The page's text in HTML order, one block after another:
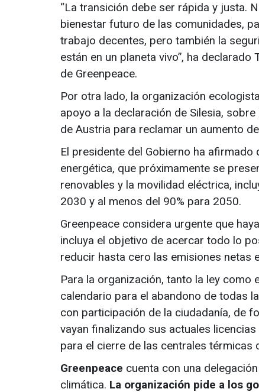
“La transición debe ser rápida y justa.
bienestar futuro de las comunidades,
trabajo decentes, pero también la
están en un planeta vivo”, ha
de Greenpeace.
Por otra lado, la organización
apoyo a la declaración de Silesia,
de Austria para reclamar un aumento
El presidente del Gobierno ha
energética, que próximamente se
renovables y la movilidad eléctrica,
2030 y al menos del 90% para 2050.
Greenpeace considera urgente que
incluya el objetivo de acercar todo lo
reducir hasta cero las emisiones netas
Para la organización, tanto la ley como
calendario para el abandono de todas
con participación de la ciudadanía, de
vayan finalizando sus actuales
para el cierre de las centrales térmicas
Greenpeace cuenta con una
climática. La organización pide a los